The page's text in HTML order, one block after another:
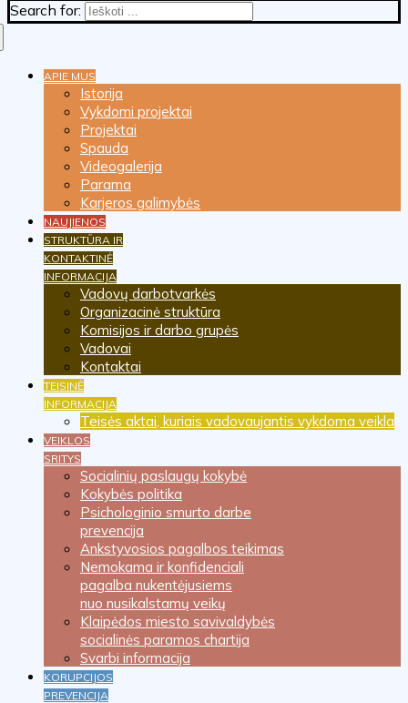
Search for:
APIE MUS
Istorija
Vykdomi projektai
Projektai
Spauda
Videogalerija
Parama
Karjeros galimybės
NAUJIENOS
STRUKTŪRA IR
KONTAKTINĖ
INFORMACIJA
Vadovų darbotvarkės
Organizacinė struktūra
Komisijos ir darbo grupės
Vadovai
Kontaktai
TEISINĖ
INFORMACIJA
Teisės aktai, kuriais vadovaujantis vykdoma veikla
VEIKLOS
SRITYS
Socialinių paslaugų kokybė
Kokybės politika
Psichologinio smurto darbe
prevencija
Ankstyvosios pagalbos teikimas
Nemokama ir konfidenciali
pagalba nukentėjusiems
nuo nusikalstamų veikų
Klaipėdos miesto savivaldybės
socialinės paramos chartija
Svarbi informacija
KORUPCIJOS
PREVENCIJA